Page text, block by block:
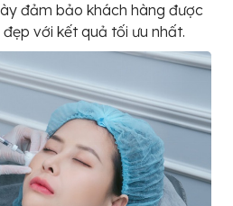
đảm bảo khách hàng được
với kết quả tối ưu nhất.